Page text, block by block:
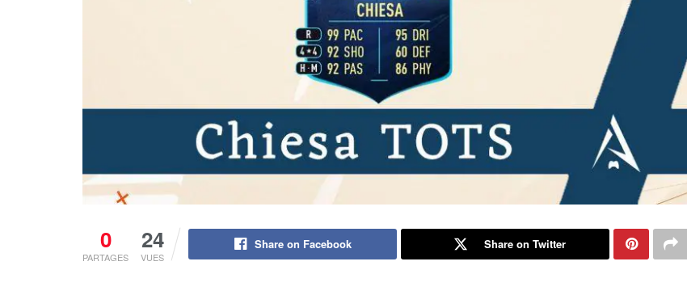
0
PARTAGES
24
VUES
Share on Facebook Share on Twitter